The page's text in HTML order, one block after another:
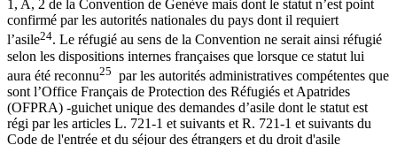
1, A, 2 de la Convention de Genève mais dont le statut n’est point
confirmé par les autorités nationales du pays dont il requiert
l’asile24. Le réfugié au sens de la Convention ne serait ainsi réfugié
selon les dispositions internes françaises que lorsque ce statut lui
aura été reconnu25 par les autorités administratives compétentes que
sont l’Office Français de Protection des Réfugiés et Apatrides
(OFPRA) -guichet unique des demandes d’asile dont le statut est
régi par les articles L. 721-1 et suivants et R. 721-1 et suivants du
Code de l'entrée et du séjour des étrangers et du droit d'asile